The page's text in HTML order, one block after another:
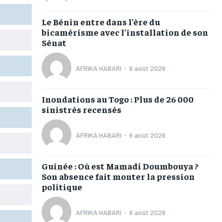
LOMEBOUGEINFO
NOUVELLE D’AFRIQUE
LEDEFENSEURINFO
ACTU LOMÉ
1-MONTH
/ month
to this tier, you are billed
after the first one until you
of the monthly subscription.
1-MONTH
/ month
to this tier, you are billed
after the first one until you
of the monthly subscription.
LOMEBOUGEINFO
NOUVELLE D’AFRIQUE
LEDEFENSEURINFO
ACTU LOMÉ
LOMEBOUGEINFO
NOUVELLE D’AFRIQUE
LEDEFENSEURINFO
ACTU LOMÉ
LOMEBOUGEINFO
NOUVELLE D’AFRIQUE
LEDEFENSEURINFO
ACTU LOMÉ
Le Bénin entre dans l’ère du
bicamérisme avec l’installation de son
Sénat
AFRIKA HABARI - 6 août 2026
Inondations au Togo : Plus de 26 000
sinistrés recensés
AFRIKA HABARI - 6 août 2026
Guinée : Où est Mamadi Doumbouya ?
Son absence fait monter la pression
politique
AFRIKA HABARI - 6 août 2026